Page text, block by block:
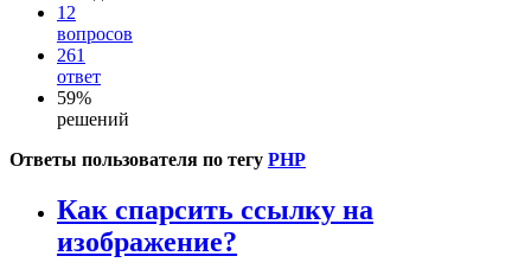
12
вопросов
261
ответ
59%
решений
Ответы пользователя по тегу PHP
Как спарсить ссылку на
изображение?